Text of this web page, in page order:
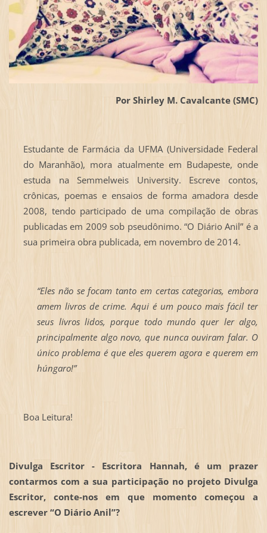
Por Shirley M. Cavalcante (SMC)
Estudante de Farmácia da UFMA (Universidade Federal
do Maranhão), mora atualmente em Budapeste, onde
estuda na Semmelweis University. Escreve contos,
crônicas, poemas e ensaios de forma amadora desde
2008, tendo participado de uma compilação de obras
publicadas em 2009 sob pseudônimo. “O Diário Anil” é a
sua primeira obra publicada, em novembro de 2014.
“Eles não se focam tanto em certas categorias, embora
amem livros de crime. Aqui é um pouco mais fácil ter
seus livros lidos, porque todo mundo quer ler algo,
principalmente algo novo, que nunca ouviram falar. O
único problema é que eles querem agora e querem em
húngaro!”
Boa Leitura!
Divulga Escritor - Escritora Hannah, é um prazer
contarmos com a sua participação no projeto Divulga
Escritor, conte-nos em que momento começou a
escrever “O Diário Anil”?